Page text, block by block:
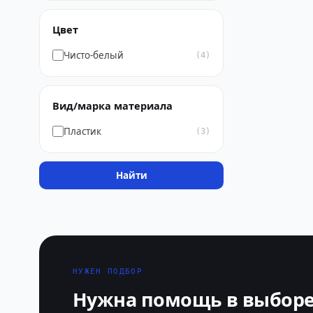
Цвет
Чисто-белый (4)
Вид/марка материала
Пластик (3)
Найти
НУЖЕН ПОДБОР
Нужна помощь в